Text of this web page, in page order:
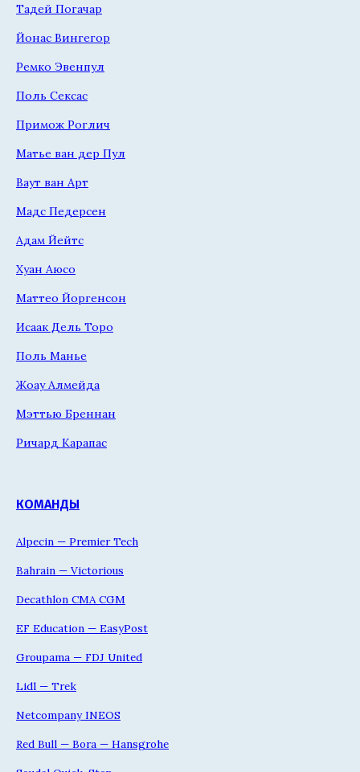
Тадей Погачар
Йонас Вингегор
Ремко Эвенпул
Поль Сексас
Примож Роглич
Матье ван дер Пул
Ваут ван Арт
Мадс Педерсен
Адам Йейтс
Хуан Аюсо
Маттео Йоргенсон
Исаак Дель Торо
Поль Манье
Жоау Алмейда
Мэттью Бреннан
Ричард Карапас
КОМАНДЫ
Alpecin — Premier Tech
Bahrain — Victorious
Decathlon CMA CGM
EF Education — EasyPost
Groupama — FDJ United
Lidl — Trek
Netcompany INEOS
Red Bull — Bora — Hansgrohe